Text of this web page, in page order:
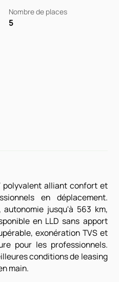
Nombre de places
5
polyvalent alliant confort et
en déplacement.
jusqu'à 563 km,
en LLD sans apport
exonération TVS et
pour les professionnels.
conditions de leasing
main.